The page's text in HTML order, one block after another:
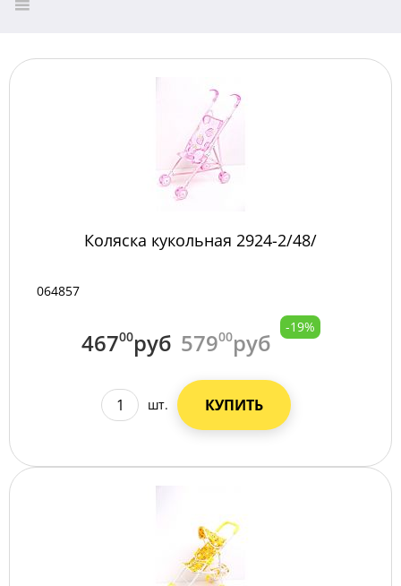
Коляска кукольная 2924-2/48/
064857
46700руб 57900руб
-19%
шт. КУПИТЬ